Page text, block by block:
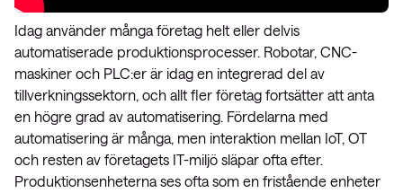
Idag använder många företag helt eller delvis
automatiserade produktionsprocesser. Robotar, CNC-
maskiner och PLC:er är idag en integrerad del av
tillverkningssektorn, och allt fler företag fortsätter att anta
en högre grad av automatisering. Fördelarna med
automatisering är många, men interaktion mellan IoT, OT
och resten av företagets IT-miljö släpar ofta efter.
Produktionsenheterna ses ofta som en fristående enheter